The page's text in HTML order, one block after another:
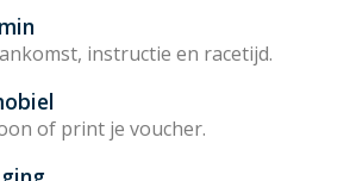
instructie en racetijd.
of print je voucher.